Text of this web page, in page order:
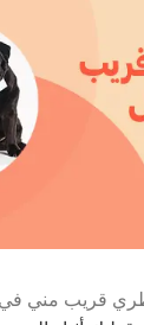
قريب مني